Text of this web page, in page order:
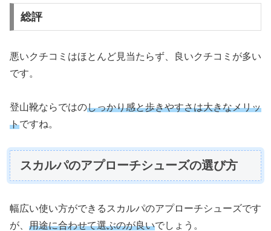
総評
悪いクチコミはほとんど見当たらず、良いクチコミが多い
です。
登山靴ならではのしっかり感と歩きやすさは大きなメリッ
トですね。
スカルパのアプローチシューズの選び方
幅広い使い方ができるスカルパのアプローチシューズです
が、 用途に合わせて選ぶのが良いでしょう。